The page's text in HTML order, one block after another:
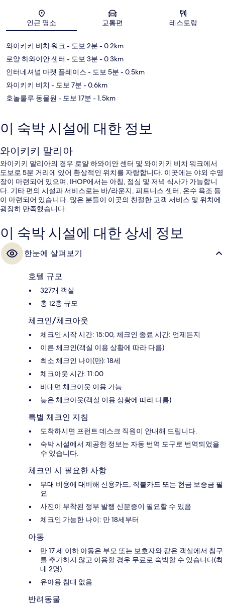
지도
인근 명소 교통편 레스토랑
와이키키 비치 워크 - 도보 2분 - 0.2km
로얄 하와이안 센터 - 도보 3분 - 0.3km
인터네셔널 마켓 플레이스 - 도보 5분 - 0.5km
와이키키 비치 - 도보 7분 - 0.6km
호놀룰루 동물원 - 도보 17분 - 1.5km
이 숙박 시설에 대한 정보
와이키키 말리아
와이키키 말리아의 경우 로얄 하와이안 센터 및 와이키키 비치 워크에서
도보로 5분 거리에 있어 환상적인 위치를 자랑합니다. 이곳에는 야외 수영
장이 마련되어 있으며, IHOP에서는 아침, 점심 및 저녁 식사가 가능합니
다. 기타 편의 시설과 서비스로는 바/라운지, 피트니스 센터, 온수 욕조 등
이 마련되어 있습니다. 많은 분들이 이곳의 친절한 고객 서비스 및 위치에
굉장히 만족했습니다.
이 숙박 시설에 대한 상세 정보
한눈에 살펴보기
호텔 규모
327개 객실
총 12층 규모
체크인/체크아웃
체크인 시작 시간: 15:00, 체크인 종료 시간: 언제든지
이른 체크인(객실 이용 상황에 따라 다름)
최소 체크인 나이(만): 18세
체크아웃 시간: 11:00
비대면 체크아웃 이용 가능
늦은 체크아웃(객실 이용 상황에 따라 다름)
특별 체크인 지침
도착하시면 프런트 데스크 직원이 안내해 드립니다.
숙박 시설에서 제공한 정보는 자동 번역 도구로 번역되었을
수 있습니다.
체크인 시 필요한 사항
부대 비용에 대비해 신용카드, 직불카드 또는 현금 보증금 필
요
사진이 부착된 정부 발행 신분증이 필요할 수 있음
체크인 가능한 나이: 만 18세부터
아동
만 17 세 이하 아동은 부모 또는 보호자와 같은 객실에서 침구
를 추가하지 않고 이용할 경우 무료로 숙박할 수 있습니다(최
대 2명).
유아용 침대 없음
반려동물